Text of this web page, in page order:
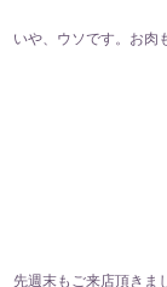
いや、ウソです。お肉
先週末もご来店頂きま